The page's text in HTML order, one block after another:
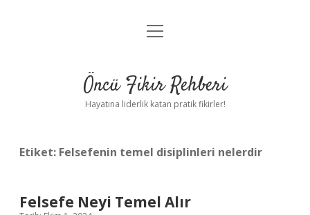
Anasayfa
Yasal Uyarı
menüyü
Öncü Fikir Rehberi
Hayatına liderlik katan pratik fikirler!
Etiket: Felsefenin temel disiplinleri nelerdir
Felsefe Neyi Temel Alır